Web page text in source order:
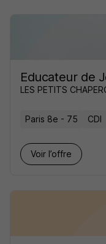
Educateur de
LES PETITS
Paris 8e - 75 CDI
Voir l’offre